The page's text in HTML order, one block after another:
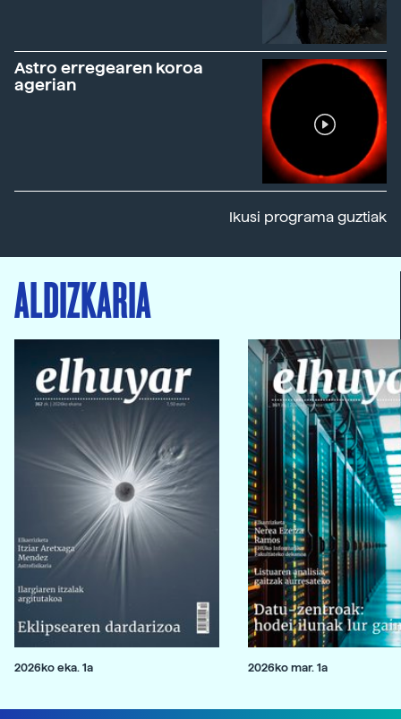
Astro erregearen koroa
agerian
Ikusi programa guztiak
ALDIZKARIA
2026ko eka. 1a 2026ko mar. 1a